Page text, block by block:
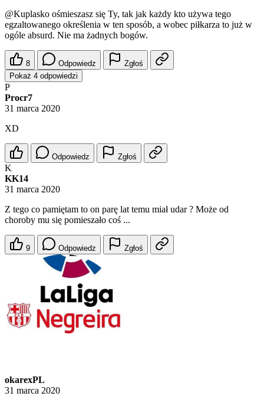
@Kuplasko ośmieszasz się Ty, tak jak każdy kto używa tego
egzaltowanego określenia w ten sposób, a wobec piłkarza to już w
ogóle absurd. Nie ma żadnych bogów.
8 Odpowiedz
Zgłoś
Pokaż 4 odpowiedzi
P
Procr7
31 marca 2020
XD
Odpowiedz Zgłoś
K
KK14
31 marca 2020
Z tego co pamiętam to on parę lat temu miał udar ? Może od
choroby mu się pomieszało coś ...
9 Odpowiedz Zgłoś
okarexPL
31 marca 2020